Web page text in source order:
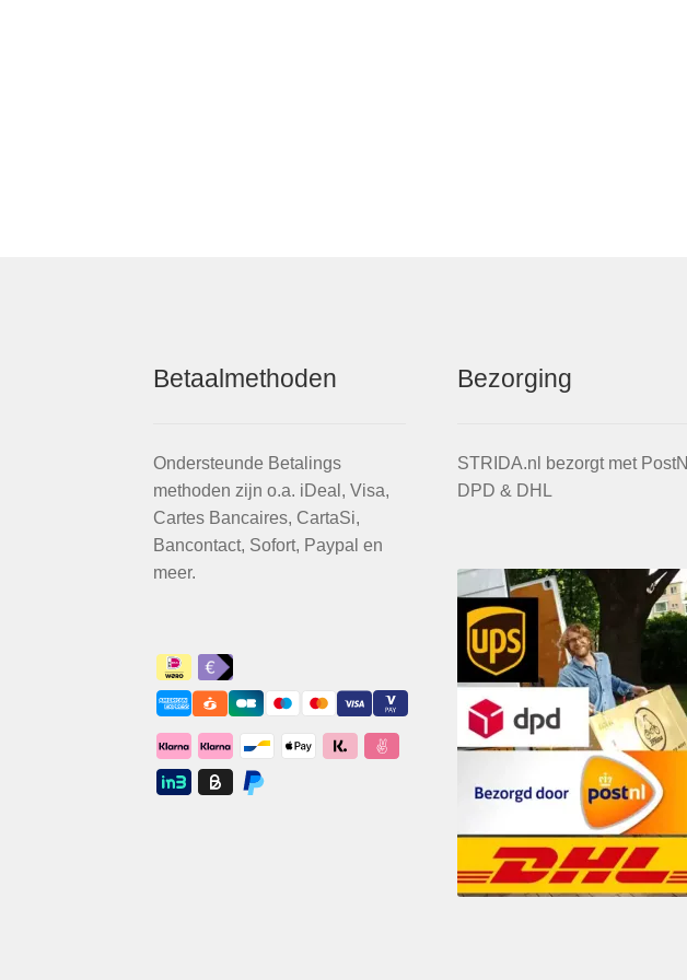
Betaalmethoden
Ondersteunde Betalings
methoden zijn o.a. iDeal, Visa,
Cartes Bancaires, CartaSi,
Bancontact, Sofort, Paypal en
meer.
Bezorging
STRIDA.nl bezorgt met
DPD & DHL